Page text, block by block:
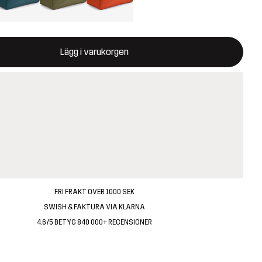
Lägg i varukorgen
att öppna en modal som bekräftar en ny vara i varukorg
FRI FRAKT ÖVER 1000 SEK
SWISH & FAKTURA VIA KLARNA
4.6/5 BETYG 840 000+ RECENSIONER